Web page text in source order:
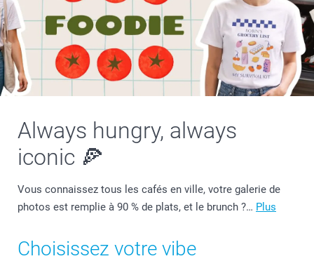
Always hungry, always
iconic 🍕
Vous connaissez tous les cafés en ville, votre galerie de
photos est remplie à 90 % de plats, et le brunch ?… Plus
Choisissez votre vibe